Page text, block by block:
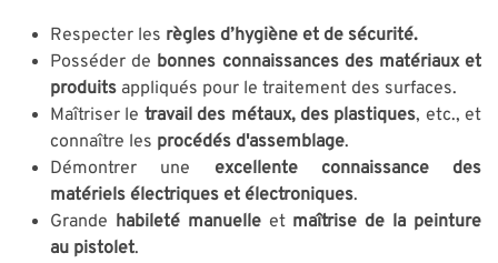
Respecter les règles d’hygiène et de sécurité.
Posséder de bonnes connaissances des matériaux et
produits appliqués pour le traitement des surfaces.
Maîtriser le travail des métaux, des plastiques, etc., et
connaître les procédés d'assemblage.
Démontrer une excellente connaissance des
matériels électriques et électroniques.
Grande habileté manuelleet maîtrise de la peinture
au pistolet.